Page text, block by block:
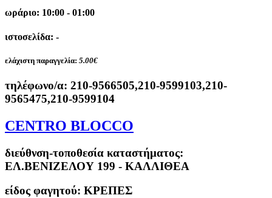
ωράριο: 10:00 - 01:00
ιστοσελίδα: -
ελάχιστη παραγγελία: 5.00€
τηλέφωνο/α: 210-9566505,210-9599103,210-
9565475,210-9599104
CENTRO BLOCCO
διεύθνση-τοποθεσία καταστήματος:
ΕΛ.ΒΕΝΙΖΕΛΟΥ 199 - ΚΑΛΛΙΘΕΑ
είδος φαγητού: ΚΡΕΠΕΣ